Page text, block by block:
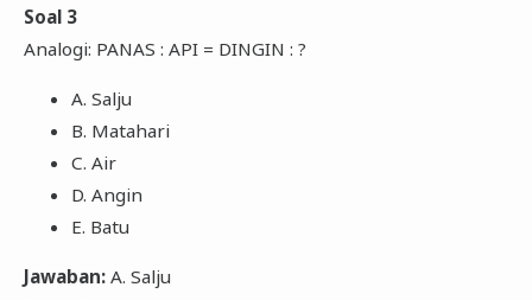
Soal 3
Analogi: PANAS : API = DINGIN : ?
A. Salju
B. Matahari
C. Air
D. Angin
E. Batu
Jawaban:A. Salju